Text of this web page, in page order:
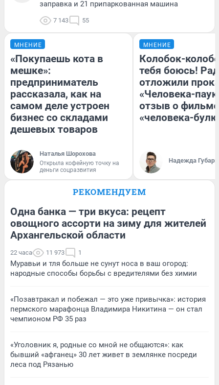
заправка и 21 припаркованная машина
7 143 55
МНЕНИЕ
«Покупаешь кота в
мешке»:
предприниматель
рассказала, как на
самом деле устроен
бизнес со складами
дешевых товаров
Наталья Шорохова
Открыла кофейную точку на
деньги соцразвития
МНЕНИЕ
Колобок-
тебя боюсь!
отложили
«Человека-
отзыв о
«человека-
Надежда Губарь
РЕКОМЕНДУЕМ
Одна банка — три вкуса: рецепт
овощного ассорти на зиму для жителей
Архангельской области
22 часа 11 973 1
Муравьи и тля больше не сунут носа в ваш огород:
народные способы борьбы с вредителями без химии
«Позавтракал и побежал — это уже привычка»: история
пермского марафонца Владимира Никитина — он стал
чемпионом РФ 35 раз
«Уголовник я, родные со мной не общаются»: как
бывший «афганец» 30 лет живет в землянке посреди
леса под Рязанью